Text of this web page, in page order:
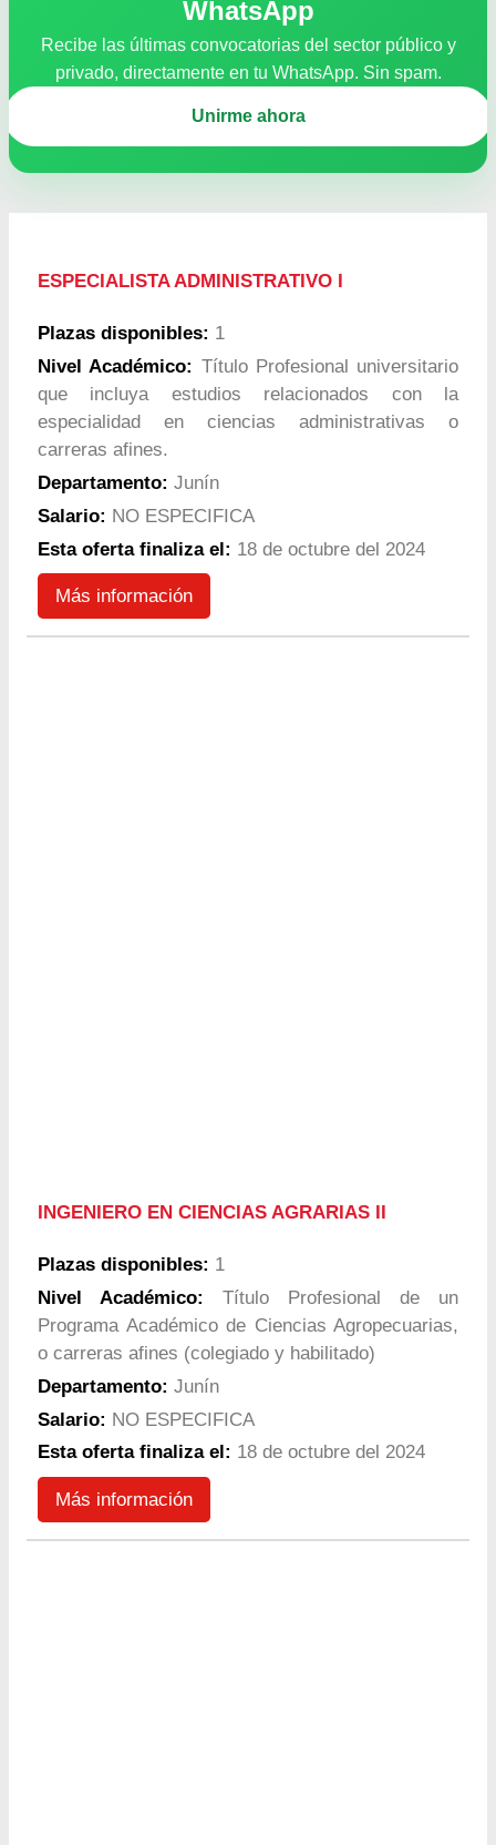
WhatsApp
Recibe las últimas convocatorias del sector público y
privado, directamente en tu WhatsApp. Sin spam.
Unirme ahora
ESPECIALISTA ADMINISTRATIVO I
Plazas disponibles: 1
Nivel Académico: Título Profesional universitario
que incluya estudios relacionados con la
especialidad en ciencias administrativas o
carreras afines.
Departamento: Junín
Salario: NO ESPECIFICA
Esta oferta finaliza el: 18 de octubre del 2024
Más información
INGENIERO EN CIENCIAS AGRARIAS II
Plazas disponibles: 1
Nivel Académico:
Título Profesional de un
Programa Académico de Ciencias Agropecuarias,
o carreras afines (colegiado y habilitado)
Departamento: Junín
Salario: NO ESPECIFICA
Esta oferta finaliza el: 18 de octubre del 2024
Más información